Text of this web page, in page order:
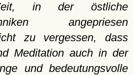
in der östliche
angepriesen
zu vergessen, dass
Meditation auch in der
und bedeutungsvolle